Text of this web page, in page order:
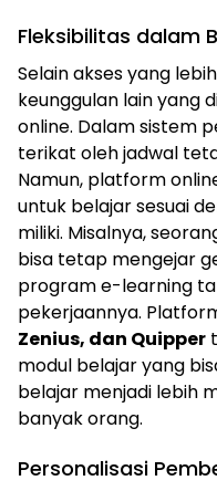
Fleksibilitas dalam
Selain akses yang
keunggulan lain yang
online. Dalam sistem
terikat oleh jadwal
Namun, platform
untuk belajar sesuai
miliki. Misalnya,
bisa tetap mengejar
program e-learning
pekerjaannya.
Zenius, dan Quipper
modul belajar yang
belajar menjadi lebih
banyak orang.
Personalisasi